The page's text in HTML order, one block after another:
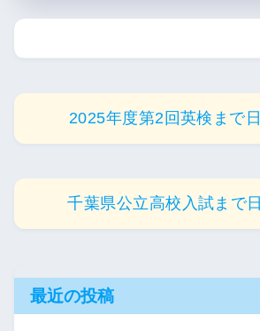
2025年度第2回英検まで日
千葉県公立高校入試まで日
最近の投稿